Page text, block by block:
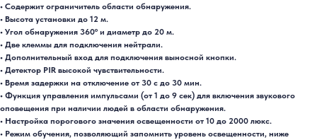
• Содержит ограничитель области обнаружения.
• Высота установки до 12 м.
• Угол обнаружения 360º и диаметр до 20 м.
• Две клеммы для подключения нейтрали.
• Дополнительный вход для подключения выносной кнопки.
• Детектор PIR высокой чувствительности.
• Время задержки на отключение от 30 с до 30 мин.
• Функция управления импульсами (от 1 до 9 сек) для включения звукового
оповещения при наличии людей в области обнаружения.
• Настройка порогового значения освещенности от 10 до 2000 люкс.
• Режим обучения, позволяющий запомнить уровень освещенности, ниже